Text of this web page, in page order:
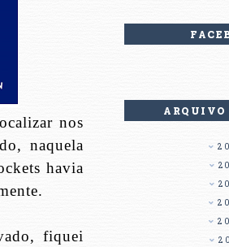
nos
naquela
havia
fiquei
ARQUIVO